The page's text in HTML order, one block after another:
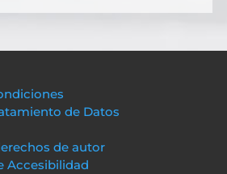
de Datos
de autor
Accesibilidad